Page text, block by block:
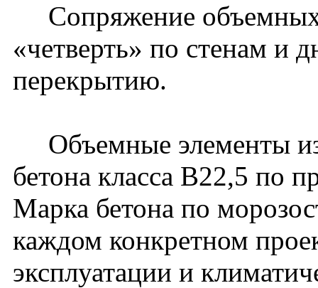
Сопряжение объемных
«четверть» по стенам
перекрытию.
Объемные элементы
бетона класса В22,5 по
Марка бетона по
каждом конкретном
эксплуатации и